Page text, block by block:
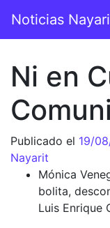
Noticias
Ni en
Publicado el 19/
Nayarit
Mónica
bolita,
Luis Enrique